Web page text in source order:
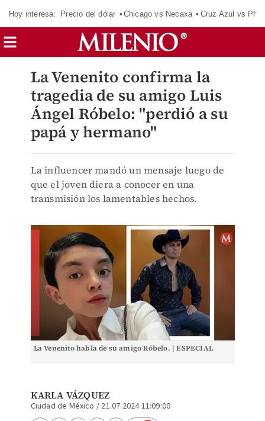
Hoy interesa: Precio del dólar Chicago vs Necaxa Cruz Azul vs
La Venenito confirma la
tragedia de su amigo Luis
Ángel Róbelo: "perdió a su
papá y hermano"
La influencer mandó un mensaje luego de
que el joven diera a conocer en una
transmisión los lamentables hechos.
La Venenito habla de su amigo Róbelo. | ESPECIAL
KARLA VÁZQUEZ
Ciudad de México / 21.07.2024 11:09:00